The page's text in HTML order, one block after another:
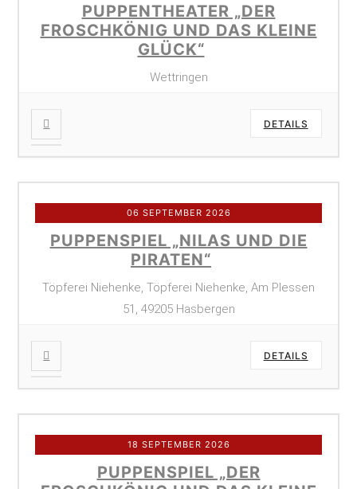
PUPPENTHEATER „DER
FROSCHKÖNIG UND DAS KLEINE
GLÜCK“
Wettringen
DETAILS
06 SEPTEMBER 2026
PUPPENSPIEL „NILAS UND DIE
PIRATEN“
Töpferei Niehenke, Töpferei Niehenke, Am Plessen
51, 49205 Hasbergen
DETAILS
18 SEPTEMBER 2026
PUPPENSPIEL „DER